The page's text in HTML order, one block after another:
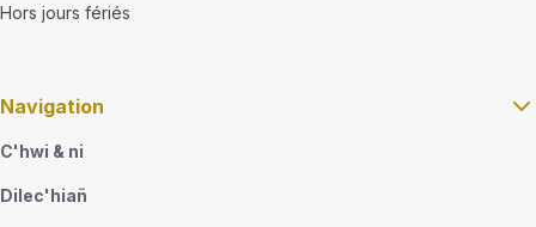
Hors jours fériés
Navigation
C'hwi & ni
Dilec'hiañ